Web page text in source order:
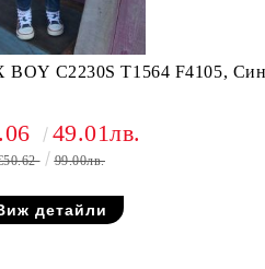
BOY C2230S T1564 F4105,
49.01лв.
99.00лв.
детайли